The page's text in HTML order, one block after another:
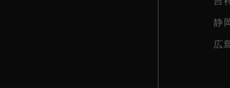
静
広